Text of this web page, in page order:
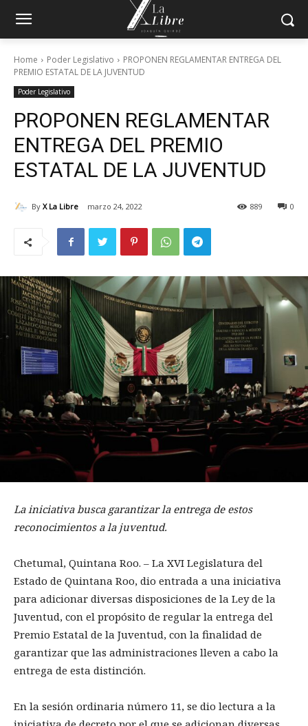
Home Poder Legislativo
PROPONEN REGLAMENTAR ENTREGA DEL
PREMIO ESTATAL DE LA JUVENTUD
Poder Legislativo
PROPONEN REGLAMENTAR
ENTREGA DEL PREMIO
ESTATAL DE LA JUVENTUD
By X La Libre marzo 24, 2022 0
889
La iniciativa busca garantizar la entrega de estos
reconocimientos a la juventud.
Chetumal, Quintana Roo. – La XVI Legislatura del
Estado de Quintana Roo, dio entrada a una iniciativa
para adicionar diversas disposiciones de la Ley de la
Juventud, con el propósito de regular la entrega del
Premio Estatal de la Juventud, con la finalidad de
garantizar que las administraciones lleven a cabo la
entrega de esta distinción.
En la sesión ordinaria número 11, se dio lectura a la